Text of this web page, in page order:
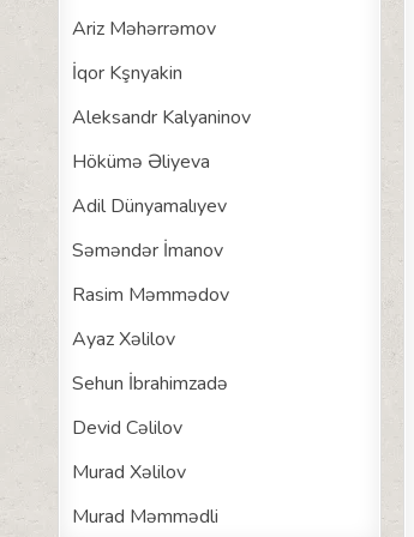
Ariz Məhərrəmov
İqor Kşnyakin
Aleksandr Kalyaninov
Hökümə Əliyeva
Adil Dünyamalıyev
Səməndər İmanov
Rasim Məmmədov
Ayaz Xəlilov
Sehun İbrahimzadə
Devid Cəlilov
Murad Xəlilov
Murad Məmmədli